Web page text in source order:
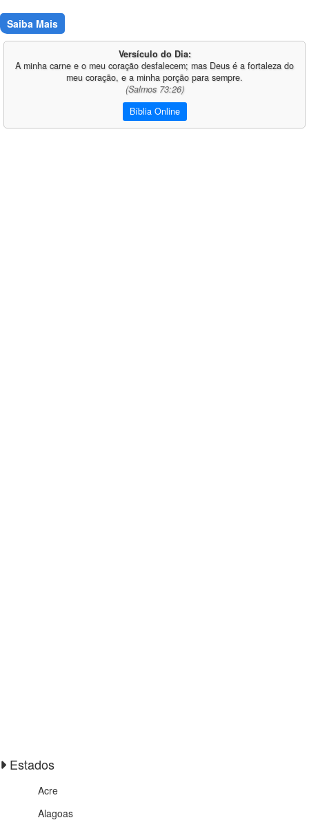
Saiba Mais
Versículo do Dia:
A minha carne e o meu coração desfalecem; mas Deus é a fortaleza do
meu coração, e a minha porção para sempre.
(Salmos 73:26)
Bíblia Online
Estados
Acre
Alagoas